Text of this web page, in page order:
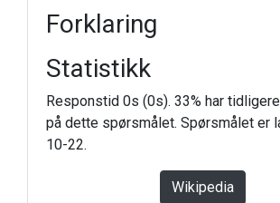
Forklaring
Statistikk
Responstid 0s (0s). 33% har
på dette spørsmålet. Spørsmålet er
10-22.
Wikipedia